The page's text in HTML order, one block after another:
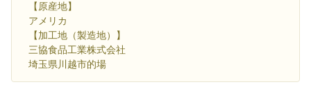
【原産地】
アメリカ
【加工地（製造地）】
三協食品工業株式会社
埼玉県川越市的場